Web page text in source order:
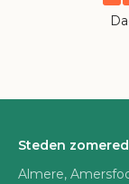
Steden
Almere,